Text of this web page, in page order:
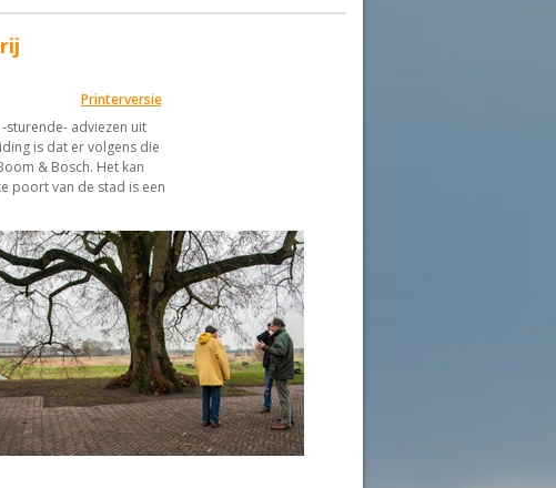
Printerversie
sturende- adviezen uit
is dat er volgens die
& Bosch. Het kan
poort van de stad is een